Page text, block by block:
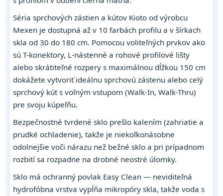
Séria sprchových zástien a kútov Kioto od výrobcu
Mexen je dostupná až v 10 farbách profilu a v šírkach
skla od 30 do 180 cm. Pomocou voliteľných prvkov ako
sú T-konektory, L-nástenné a rohové profilové lišty
alebo skrátiteľné rozpery s maximálnou dĺžkou 150 cm
dokážete vytvoriť ideálnu sprchovú zástenu alebo celý
sprchový kút s voľným vstupom (Walk-In, Walk-Thru)
pre svoju kúpeľňu.
Bezpečnostné tvrdené sklo prešlo kalením (zahriatie a
prudké ochladenie), takže je niekoľkonásobne
odolnejšie voči nárazu než bežné sklo a pri prípadnom
rozbití sa rozpadne na drobné neostré úlomky.
Sklo má ochranný povlak Easy Clean — neviditeľná
hydrofóbna vrstva vypĺňa mikropóry skla, takže voda s